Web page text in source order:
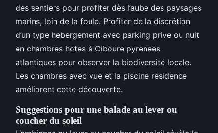
des sentiers pour profiter dès l’aube des paysages
marins, loin de la foule. Profiter de la discrétion
d’un type hebergement avec parking prive ou nuit
en chambres hotes à Ciboure pyrenees
atlantiques pour observer la biodiversité locale.
Les chambres avec vue et la piscine residence
améliorent cette découverte.
Suggestions pour une balade au lever ou
coucher du soleil